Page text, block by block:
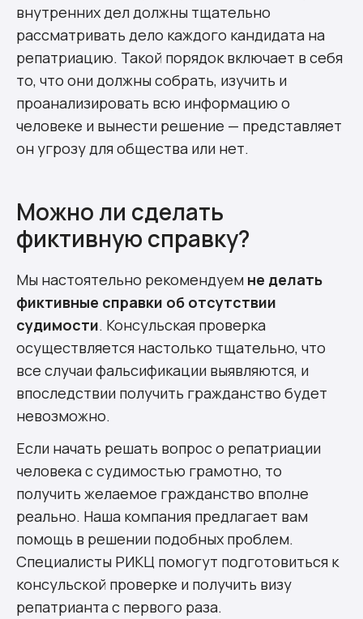
внутренних дел должны тщательно
рассматривать дело каждого кандидата на
репатриацию. Такой порядок включает в себя
то, что они должны собрать, изучить и
проанализировать всю информацию о
человеке и вынести решение — представляет
он угрозу для общества или нет.
Можно ли сделать
фиктивную справку?
Мы настоятельно рекомендуем не делать
фиктивные справки об отсутствии
судимости. Консульская проверка
осуществляется настолько тщательно, что
все случаи фальсификации выявляются, и
впоследствии получить гражданство будет
невозможно.
Если начать решать вопрос о репатриации
человека с судимостью грамотно, то
получить желаемое гражданство вполне
реально. Наша компания предлагает вам
помощь в решении подобных проблем.
Специалисты РИКЦ помогут подготовиться к
консульской проверке и получить визу
репатрианта с первого раза.